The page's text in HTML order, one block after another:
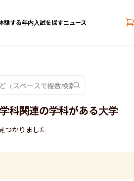
験する年内入試を探すニュース
科関連の学科がある大学
つかりました